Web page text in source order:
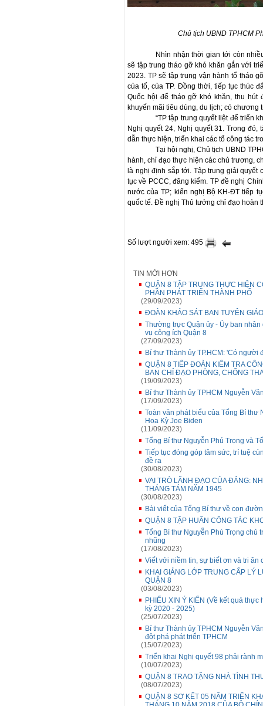
Chủ tịch UBND TPHCM
Nhìn nhận thời gian tới còn
sẽ tập trung tháo gỡ khó khăn gắn với
2023. TP sẽ tập trung vận hành tổ tháo
của tổ, của TP. Đồng thời, tiếp tục thúc
Quốc hội để tháo gỡ khó khăn, thu hút
khuyến mãi tiêu dùng, du lịch; có chương
“TP tập trung quyết liệt để triển
Nghị quyết 24, Nghị quyết 31. Trong
dẫn thực hiện, triển khai các tổ công tác
Tại hội nghị, Chủ tịch UBND
hành, chỉ đạo thực hiện các chủ trương,
là nghị định sắp tới. Tập trung giải quyết
tục về PCCC, đăng kiểm. TP đề nghị
nước của TP; kiến nghị Bộ KH-ĐT tiếp
quốc tế. Đề nghị Thủ tướng chỉ đạo hoàn
Số lượt người xem: 495
TIN MỚI HƠN
QUẬN 8 TẬP TRUNG THỰC HIỆN
PHẦN PHÁT TRIỂN THÀNH PHỐ
(29/09/2023)
ĐOÀN KHẢO SÁT BAN TUYÊN
Thường trực Quận ủy - Ủy ban
vụ công ích Quận 8
(27/09/2023)
Bí thư Thành ủy TP.HCM: 'Có
QUẬN 8 TIẾP ĐOÀN KIỂM TRA
BAN CHỈ ĐẠO PHÒNG, CHỐNG
(19/09/2023)
Bí thư Thành ủy TPHCM Nguyễn
(17/09/2023)
Toàn văn phát biểu của Tổng Bí thư
Hoa Kỳ Joe Biden
(11/09/2023)
Tổng Bí thư Nguyễn Phú Trọng và
Tiếp tục đóng góp tâm sức, trí tuệ
đề ra
(30/08/2023)
VAI TRÒ LÃNH ĐẠO CỦA ĐẢNG:
THÁNG TÁM NĂM 1945
(30/08/2023)
Bài viết của Tổng Bí thư về con
QUẬN 8 TẬP HUẤN CÔNG TÁC
Tổng Bí thư Nguyễn Phú Trọng chủ
nhũng
(17/08/2023)
Viết với niềm tin, sự biết ơn và tri ân
KHAI GIẢNG LỚP TRUNG CẤP LÝ
QUẬN 8
(03/08/2023)
PHIẾU XIN Ý KIẾN (Về kết quả
kỳ 2020 - 2025)
(25/07/2023)
Bí thư Thành ủy TPHCM Nguyễn
đột phá phát triển TPHCM
(15/07/2023)
Triển khai Nghị quyết 98 phải rành
(10/07/2023)
QUẬN 8 TRAO TẶNG NHÀ TÌNH
(08/07/2023)
QUẬN 8 SƠ KẾT 05 NĂM TRIỂN